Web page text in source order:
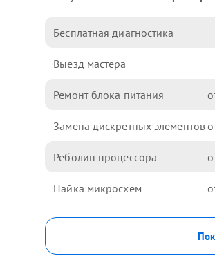
Бесплатная диагностика
Выезд мастера
Ремонт блока питания
Замена дискретных элементов
Реболин процессора
Пайка микросхем